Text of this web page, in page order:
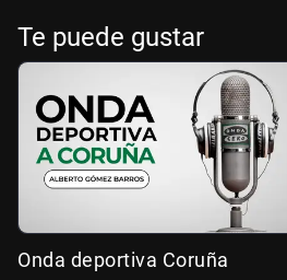
Te puede gustar
Onda deportiva Coruña